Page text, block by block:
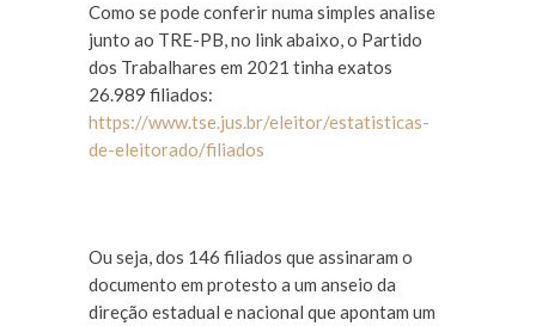
Como se pode conferir numa simples analise
junto ao TRE-PB, no link abaixo, o Partido
dos Trabalhares em 2021 tinha exatos
26.989 filiados:
https://www.tse.jus.br/eleitor/estatisticas-
de-eleitorado/filiados
Ou seja, dos 146 filiados que assinaram o
documento em protesto a um anseio da
direção estadual e nacional que apontam um